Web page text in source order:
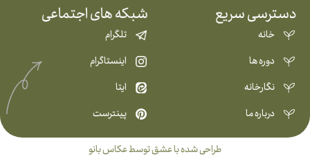
دسترسی سریع
خانه
دوره ها
نگارخانه
درباره ما
شبکه های اجتماعی
تلگرام
اینستاگرام
ایتا
پینترست
طراحی شده با عشق توسط عکاس بانو